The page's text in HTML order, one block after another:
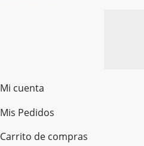
Mi cuenta
Mis Pedidos
Carrito de compras